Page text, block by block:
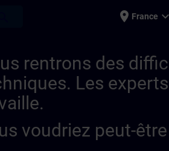
place France expand_more
rentrons des
Les
voudriez peut-être